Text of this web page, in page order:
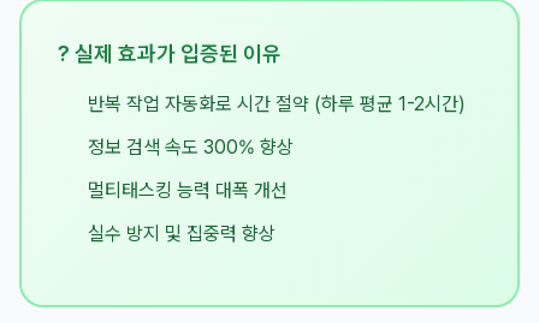
? 실제 효과가 입증된 이유
반복 작업 자동화로 시간 절약 (하루 평균 1-2시간)
정보 검색 속도 300% 향상
멀티태스킹 능력 대폭 개선
실수 방지 및 집중력 향상